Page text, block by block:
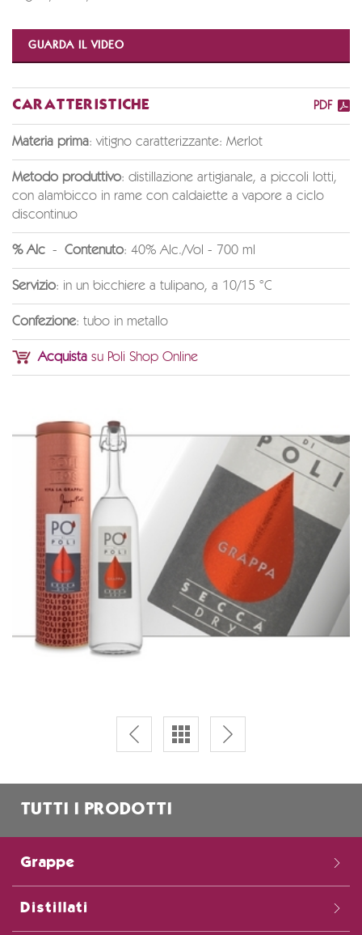
GUARDA IL VIDEO
CARATTERISTICHE PDF
Materia prima: vitigno caratterizzante: Merlot
Metodo produttivo: distillazione artigianale, a piccoli lotti,
con alambicco in rame con caldaiette a vapore a ciclo
discontinuo
% Alc - Contenuto: 40% Alc./Vol - 700 ml
Servizio: in un bicchiere a tulipano, a 10/15 °C
Confezione: tubo in metallo
Acquista su Poli Shop Online
TUTTI I PRODOTTI
Grappe
Distillati